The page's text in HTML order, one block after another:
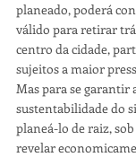
planeado, poderá
válido para retirar
centro da cidade,
sujeitos a maior
Mas para se garantir
sustentabilidade do
planeá-lo de raiz,
revelar